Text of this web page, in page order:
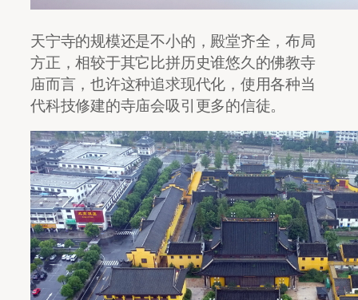
天宁寺的规模还是不小的，殿堂齐全，布局
方正，相较于其它比拼历史谁悠久的佛教寺
庙而言，也许这种追求现代化，使用各种当
代科技修建的寺庙会吸引更多的信徒。